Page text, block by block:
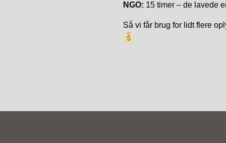
NGO: 15 timer – de lavede
Så vi får brug for lidt flere